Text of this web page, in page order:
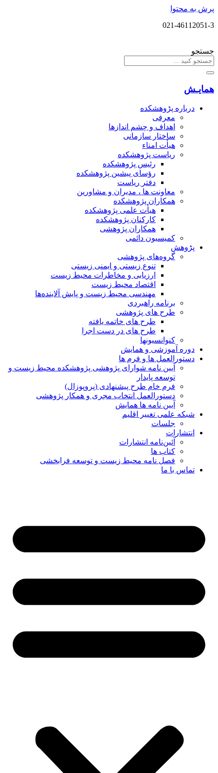
پرش به محتوا
021-46112051-3
جستجو
همایـش
درباره پڑوهشکده
معرفی
اهداف و چشم اندازها
ساختار سازمانی
هیأت امناء
ریاست پژوهشکده
رئیس پژوهشکده
رؤسای پیشین پژوهشکده
دفتر ریاست
معاونت ها ، مدیران و مشاورین
همکاران پژوهشکده
هیأت علمی پژوهشکده
کارکنان پژوهشکده
همکاران پژوهشی
کمیسیون دائمی
پڑوهش
گروه‌های پژوهشی
تنوع زیستی و ایمنی زیستی
ارزیابی و مخاطرات محیط زیست
اقتصاد محیط زیست
مهندسی محیط زیست و پایش آلاینده‌ها
برنامه راهبردی
طرح های پژوهشی
طرح های خاتمه یافته
طرح های در دست اجرا
کنوانسیونها
دوره آموزشی و همایش
دستورالعمل ها و فرم ها
آیین نامه شوارای پژوهشی پژوهشکده محیط زیست و
توسعه پایدار
فرم خام طرح پیشنهادی (پروپوزال)
دستورالعمل انتخاب مجری و همکار پژوهشی
آیین نامه ها همایش
شبکه علمی تغییر اقلیم
جلسات
انتشارات
آئین‌نامه انتشارات
کتاب ها
فصل نامه محیط زیست و توسعه فرابخشی
تماس با ما